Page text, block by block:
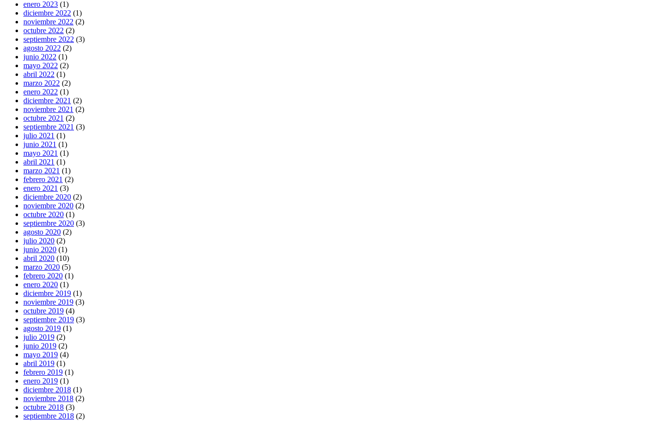
enero 2023 (1)
diciembre 2022 (1)
noviembre 2022 (2)
octubre 2022 (2)
septiembre 2022 (3)
agosto 2022 (2)
junio 2022 (1)
mayo 2022 (2)
abril 2022 (1)
marzo 2022 (2)
enero 2022 (1)
diciembre 2021 (2)
noviembre 2021 (2)
octubre 2021 (2)
septiembre 2021 (3)
julio 2021 (1)
junio 2021 (1)
mayo 2021 (1)
abril 2021 (1)
marzo 2021 (1)
febrero 2021 (2)
enero 2021 (3)
diciembre 2020 (2)
noviembre 2020 (2)
octubre 2020 (1)
septiembre 2020 (3)
agosto 2020 (2)
julio 2020 (2)
junio 2020 (1)
abril 2020 (10)
marzo 2020 (5)
febrero 2020 (1)
enero 2020 (1)
diciembre 2019 (1)
noviembre 2019 (3)
octubre 2019 (4)
septiembre 2019 (3)
agosto 2019 (1)
julio 2019 (2)
junio 2019 (2)
mayo 2019 (4)
abril 2019 (1)
febrero 2019 (1)
enero 2019 (1)
diciembre 2018 (1)
noviembre 2018 (2)
octubre 2018 (3)
septiembre 2018 (2)